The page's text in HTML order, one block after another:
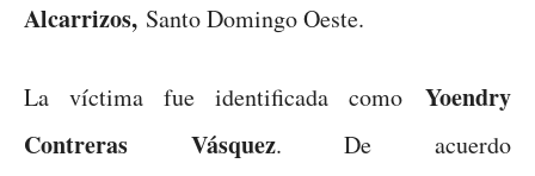
Alcarrizos, Santo Domingo Oeste.
La víctima fue identificada como Yoendry
Contreras Vásquez. De acuerdo